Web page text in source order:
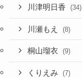
川津明日香 (34)
川瀬もえ (8)
桐山瑠衣 (9)
くりえみ (7)